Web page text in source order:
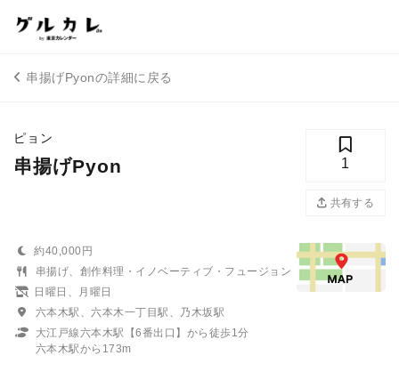
串揚げPyonの詳細に戻る
ピョン
串揚げPyon 1
共有する
約40,000円
串揚げ、創作料理・イノベーティブ・フュージョン
日曜日、月曜日
六本木駅、六本木一丁目駅、乃木坂駅
大江戸線六本木駅【6番出口】から徒歩1分
六本木駅から173m